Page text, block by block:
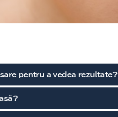
pentru a vedea rezultate?